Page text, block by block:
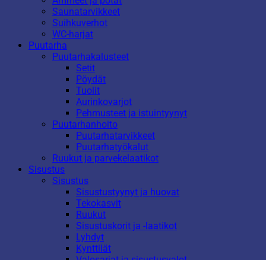
Saunatarvikkeet
Suihkuverhot
WC-harjat
Puutarha
Puutarhakalusteet
Setit
Pöydät
Tuolit
Aurinkovarjot
Pehmusteet ja istuintyynyt
Puutarhanhoito
Puutarhatarvikkeet
Puutarhatyökalut
Ruukut ja parvekelaatikot
Sisustus
Sisustus
Sisustustyynyt ja huovat
Tekokasvit
Ruukut
Sisustuskorit ja -laatikot
Lyhdyt
Kynttilät